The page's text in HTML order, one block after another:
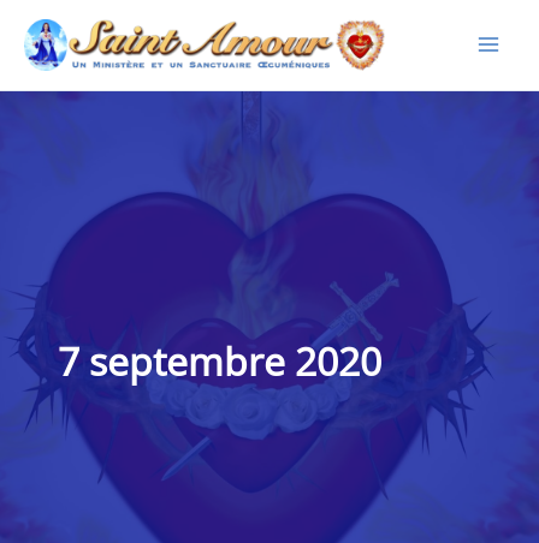
Aller
contenu
7 septembre 2020